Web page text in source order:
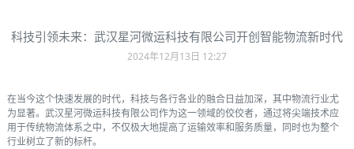
科技引领未来：武汉星河微运科技有限公司开创智能物流新时代
2024年12月13日 12:27
在当今这个快速发展的时代，科技与各行各业的融合日益加深，其中物流行业尤
为显著。武汉星河微运科技有限公司作为这一领域的佼佼者，通过将尖端技术应
用于传统物流体系之中，不仅极大地提高了运输效率和服务质量，同时也为整个
行业树立了新的标杆。